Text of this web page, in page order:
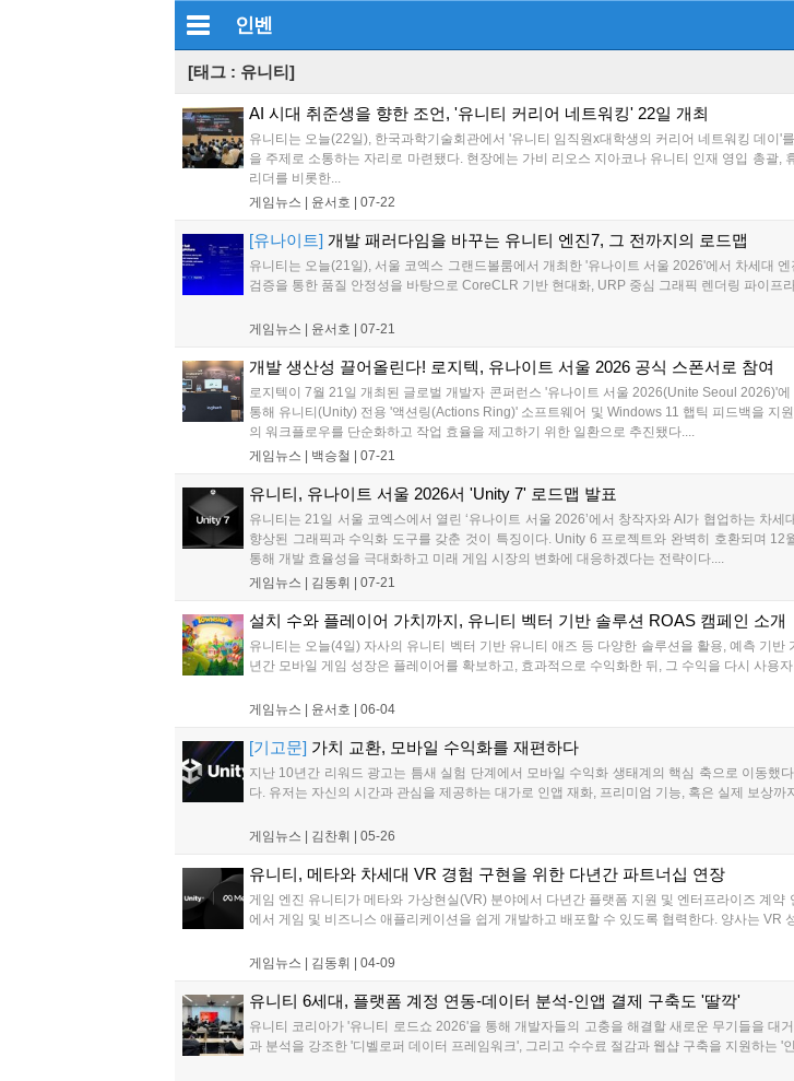
인벤
[태그 : 유니티]
AI 시대 취준생을 향한 조언, '유니티 커리어 네트워킹' 22일 개최
유니티는 오늘(22일), 한국과학기술회관에서 '유니티 임직원x대학생의 커리어 네트워킹 데이
을 주제로 소통하는 자리로 마련됐다. 현장에는 가비 리오스 지아코나 유니티 인재 영입 총괄,
리더를 비롯한...
게임뉴스 | 윤서호 07-22
[유나이트] 개발 패러다임을 바꾸는 유니티 엔진7, 그 전까지의 로드맵
유니티는 오늘(21일), 서울 코엑스 그랜드볼룸에서 개최한 '유나이트 서울 2026'에서 차세대
검증을 통한 품질 안정성을 바탕으로 CoreCLR 기반 현대화, URP 중심 그래픽 렌더링 파이
게임뉴스 | 윤서호 07-21
개발 생산성 끌어올린다! 로지텍, 유나이트 서울 2026 공식 스폰서로 참여
로지텍이 7월 21일 개최된 글로벌 개발자 콘퍼런스 '유나이트 서울 2026(Unite Seoul 2026)'
통해 유니티(Unity) 전용 '액션링(Actions Ring)' 소프트웨어 및 Windows 11 햅틱 피드백을 지
의 워크플로우를 단순화하고 작업 효율을 제고하기 위한 일환으로 추진됐다....
게임뉴스 | 백승철 07-21
유니티, 유나이트 서울 2026서 'Unity 7' 로드맵 발표
유니티는 21일 서울 코엑스에서 열린 ‘유나이트 서울 2026’에서 창작자와 AI가 협업하는 차
향상된 그래픽과 수익화 도구를 갖춘 것이 특징이다. Unity 6 프로젝트와 완벽히 호환되며
통해 개발 효율성을 극대화하고 미래 게임 시장의 변화에 대응하겠다는 전략이다....
게임뉴스 | 김동휘 07-21
설치 수와 플레이어 가치까지, 유니티 벡터 기반 솔루션 ROAS 캠페인 소개
유니티는 오늘(4일) 자사의 유니티 벡터 기반 유니티 애즈 등 다양한 솔루션을 활용, 예측 기
년간 모바일 게임 성장은 플레이어를 확보하고, 효과적으로 수익화한 뒤, 그 수익을 다시 사
게임뉴스 | 윤서호 06-04
[기고문] 가치 교환, 모바일 수익화를 재편하다
지난 10년간 리워드 광고는 틈새 실험 단계에서 모바일 수익화 생태계의 핵심 축으로 이동했
다. 유저는 자신의 시간과 관심을 제공하는 대가로 인앱 재화, 프리미엄 기능, 혹은 실제 보상
게임뉴스 | 김찬휘 05-26
유니티, 메타와 차세대 VR 경험 구현을 위한 다년간 파트너십 연장
게임 엔진 유니티가 메타와 가상현실(VR) 분야에서 다년간 플랫폼 지원 및 엔터프라이즈 계
에서 게임 및 비즈니스 애플리케이션을 쉽게 개발하고 배포할 수 있도록 협력한다. 양사는 VR
게임뉴스 | 김동휘 04-09
유니티 6세대, 플랫폼 계정 연동-데이터 분석-인앱 결제 구축도 '딸깍'
유니티 코리아가 '유니티 로드쇼 2026'을 통해 개발자들의 고충을 해결할 새로운 무기들을
과 분석을 강조한 '디벨로퍼 데이터 프레임워크', 그리고 수수료 절감과 웹샵 구축을 지원하는